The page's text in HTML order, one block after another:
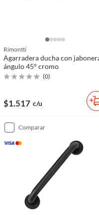
Rimontti
Agarradera ducha con
ángulo 45° cromo
(0)
$1.517 c/u
comparar